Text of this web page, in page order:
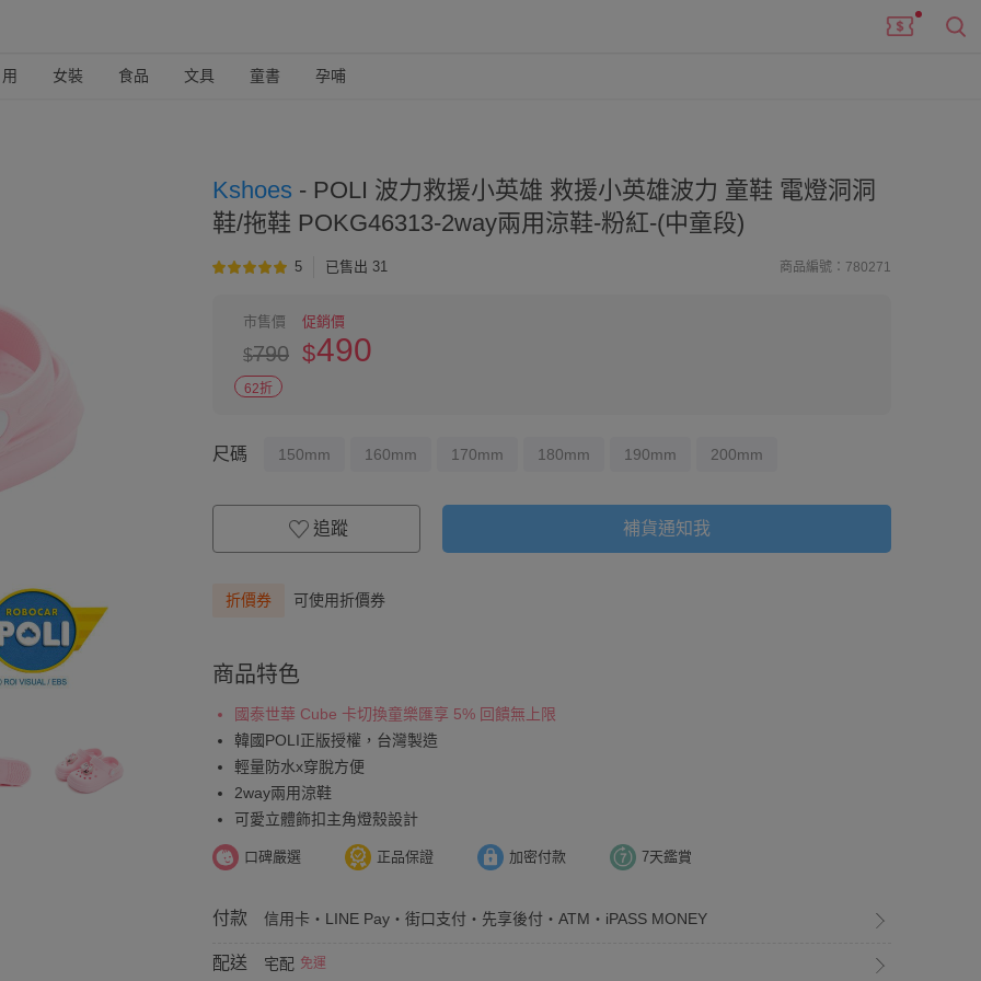
女裝 食品 文具 童書 孕哺
Kshoes - POLI 波力救援小英雄 救援小英雄波力 童鞋 電燈洞洞
鞋/拖鞋 POKG46313-2way兩用涼鞋-粉紅-(中童段)
5 已售出 31 商品編號：780271
市售價
$790
促銷價
$490
62折
尺碼 150mm 160mm 170mm 180mm 190mm 200mm
追蹤 補貨通知我
折價券 可使用折價券
商品特色
國泰世華 Cube 卡切換童樂匯享 5% 回饋無上限
韓國POLI正版授權，台灣製造
輕量防水x穿脫方便
2way兩用涼鞋
可愛立體飾扣主角燈殼設計
口碑嚴選 正品保證 加密付款 7天鑑賞
付款 信用卡・LINE Pay・街口支付・先享後付・ATM・iPASS MONEY
配送 宅配 免運